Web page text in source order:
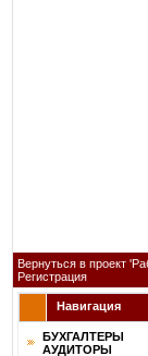
Вернуться в проект
Регистрация
Навигация
БУХГАЛТЕРЫ
АУДИТОРЫ